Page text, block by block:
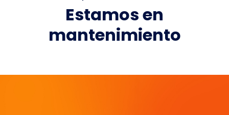
Estamos en
mantenimiento